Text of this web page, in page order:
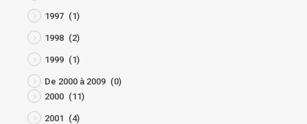
1997 (1)
1998 (2)
1999 (1)
De 2000 à 2009 (0)
2000 (11)
2001 (4)